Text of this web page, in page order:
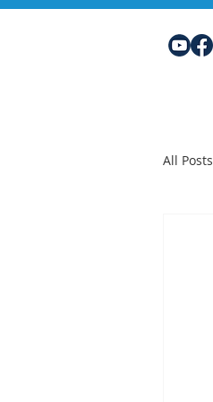
All Posts